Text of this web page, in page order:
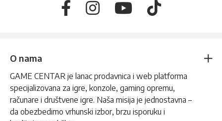
O nama
GAME CENTAR je lanac prodavnica i web platforma
specijalizovana za igre, konzole, gaming opremu,
računare i društvene igre. Naša misija je jednostavna –
da obezbedimo vrhunski izbor, brzu isporuku i